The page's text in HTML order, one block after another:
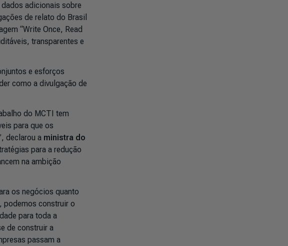
adicionais sobre
de relato do Brasil
“Write Once, Read
transparentes e
e esforços
como a divulgação de
do MCTI tem
para que os
declarou a ministra do
para a redução
na ambição
os negócios quanto
podemos construir o
para toda a
de construir a
passam a